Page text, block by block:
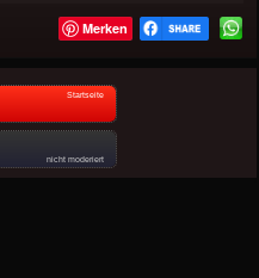
Merken
Startseite
nicht moderiert